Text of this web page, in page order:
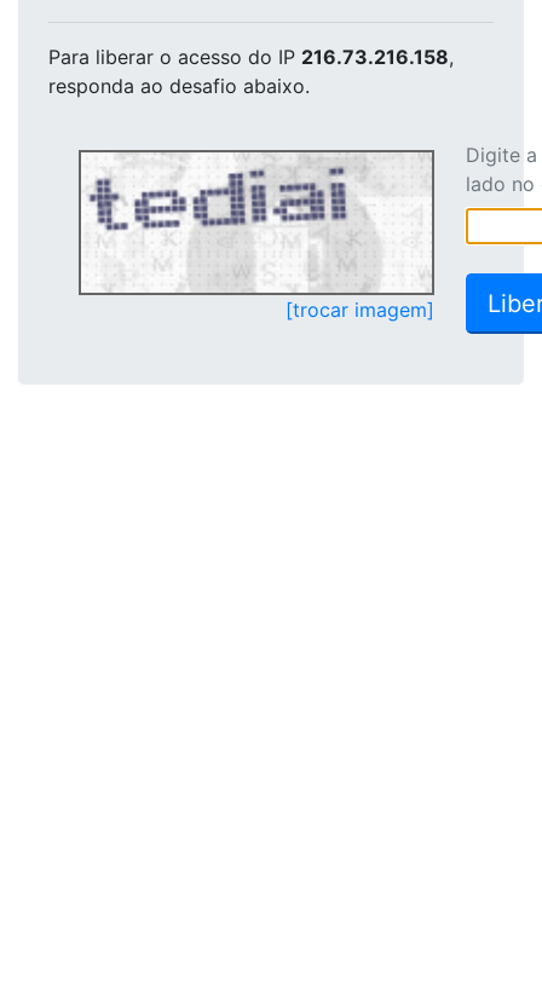
Para liberar o acesso do IP 216.73.216.158,
responda ao desafio abaixo.
[trocar imagem]
Digite
lado no